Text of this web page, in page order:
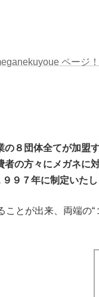
ページ
の８団体全てが加盟
の方々にメガネに
９７年に制定いたし
ことが出来、両端